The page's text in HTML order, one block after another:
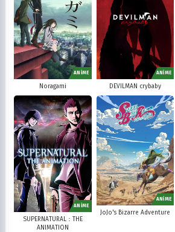
ANİME
Noragami
ANİME
DEVILMAN crybaby
ANİME
SUPERNATURAL：THE
ANIMATION
ANİME
JoJo's Bizarre Adventure